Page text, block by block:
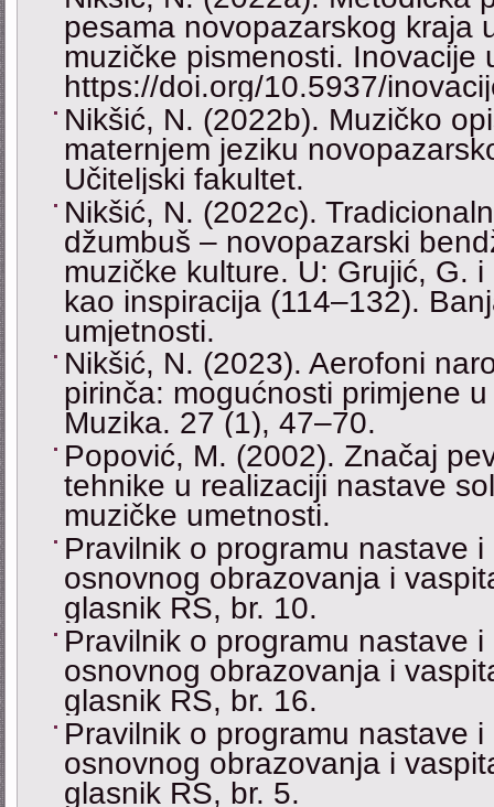
pesama novopazarskog kraja
muzičke pismenosti. Inovacije
https://doi.org/10.5937/
Nikšić, N. (2022b). Muzičko
maternjem jeziku
Učiteljski fakultet.
Nikšić, N. (2022c).
džumbuš – novopazarski
muzičke kulture. U: Grujić, G.
kao inspiracija (114–132).
umjetnosti.
Nikšić, N. (2023). Aerofoni
pirinča: mogućnosti primjene
Muzika. 27 (1), 47–70.
Popović, M. (2002). Značaj
tehnike u realizaciji nastave
muzičke umetnosti.
Pravilnik o programu nastave
osnovnog obrazovanja i
glasnik RS, br. 10.
Pravilnik o programu nastave
osnovnog obrazovanja i
glasnik RS, br. 16.
Pravilnik o programu nastave
osnovnog obrazovanja i
glasnik RS, br. 5.